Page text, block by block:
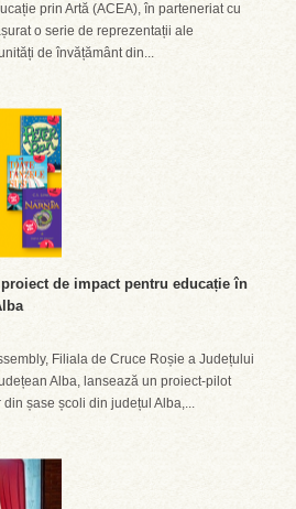
prin Artă (ACEA), în parteneriat cu
o serie de reprezentații ale
de învățământ din...
de impact pentru educație în
Filiala de Cruce Roșie a Județului
Alba, lansează un proiect-pilot
șase școli din județul Alba,...